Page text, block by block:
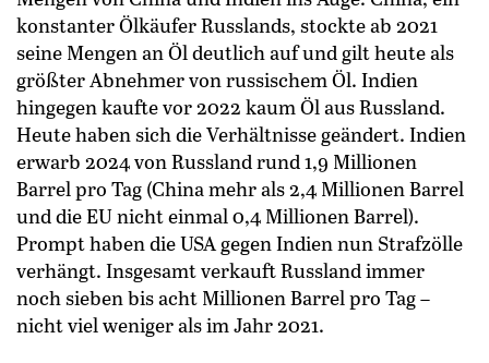
konstanter Ölkäufer Russlands, stockte ab 2021
seine Mengen an Öl deutlich auf und gilt heute als
größter Abnehmer von russischem Öl. Indien
hingegen kaufte vor 2022 kaum Öl aus Russland.
Heute haben sich die Verhältnisse geändert. Indien
erwarb 2024 von Russland rund 1,9 Millionen
Barrel pro Tag (China mehr als 2,4 Millionen Barrel
und die EU nicht einmal 0,4 Millionen Barrel).
Prompt haben die USA gegen Indien nun Strafzölle
verhängt. Insgesamt verkauft Russland immer
noch sieben bis acht Millionen Barrel pro Tag –
nicht viel weniger als im Jahr 2021.